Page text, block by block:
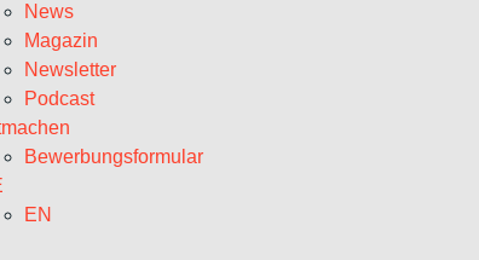
News
Magazin
Newsletter
Podcast
Bewerbungsformular
EN